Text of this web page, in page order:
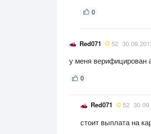
0
Red071 52
у меня верифицирован
0
Red071 52
стоит выплата на